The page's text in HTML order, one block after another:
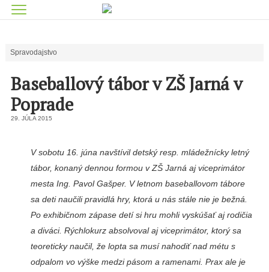
Spravodajstvo
Baseballový tábor v ZŠ Jarná v
Poprade
29. JÚLA 2015
V sobotu 16. júna navštívil detský resp. mládežnícky letný
tábor, konaný dennou for­mou v ZŠ Jarná aj viceprimátor
mesta Ing. Pavol Gašper. V letnom baseballovom tábore
sa deti naučili pravidlá hry, ktorá u nás stále nie je bežná.
Po exhibičnom zápase detí si hru mohli vyskúšať aj rodičia
a diváci. Rýchlokurz absolvoval aj viceprimátor, ktorý sa
teoretic­ky naučil, že lopta sa musí nahodiť nad métu s
odpalom vo výške medzi pásom a ramenami. Prax ale je